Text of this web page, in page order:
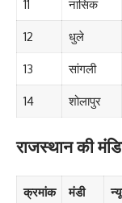
11 नासिक
12 धुले
13 सांगली
14 शोलापुर
राजस्थान की
क्रमांक
मंडी